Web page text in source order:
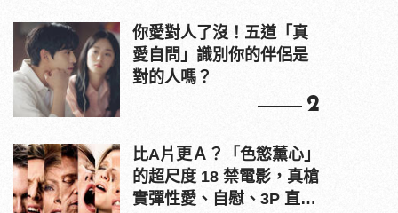
你愛對人了沒！五道「真
愛自問」識別你的伴侶是
對的人嗎？
2
比A片更Ａ？「色慾薰心」
的超尺度 18 禁電影，真槍
實彈性愛、自慰、3P 直接